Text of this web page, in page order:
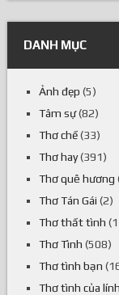
DANH MỤC
Ảnh đẹp (5)
Tâm sự(82)
Thơ chế(33)
Thơ hay(391)
Thơ quê hương
Thơ Tán Gái (2)
Thơ thất tình
Thơ Tình (508)
Thơ tình bạn
Thơ tình của lính